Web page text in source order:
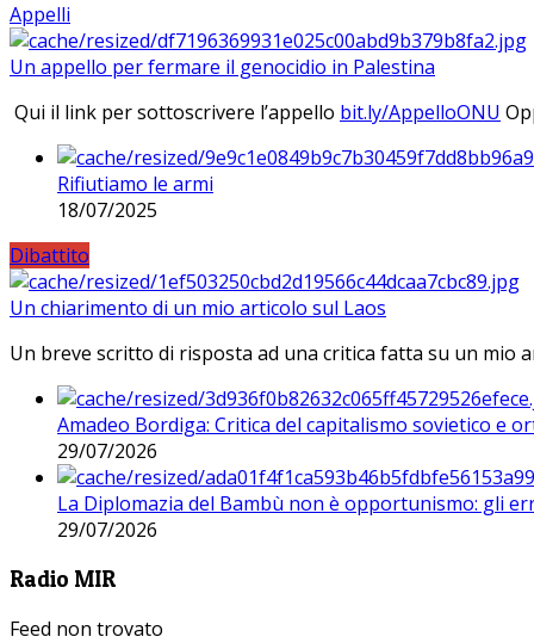
Appelli
Un appello per fermare il genocidio in Palestina
Qui il link per sottoscrivere l’appello bit.ly/AppelloONU
Rifiutiamo le armi
18/07/2025
Dibattito
Un chiarimento di un mio articolo sul Laos
Un breve scritto di risposta ad una critica fatta su un mio
Amadeo Bordiga: Critica del capitalismo sovietico e
29/07/2026
La Diplomazia del Bambù non è opportunismo: gli
29/07/2026
Radio MIR
Feed non trovato